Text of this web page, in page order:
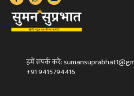
हमें संपर्क करें:
+91 9415794416